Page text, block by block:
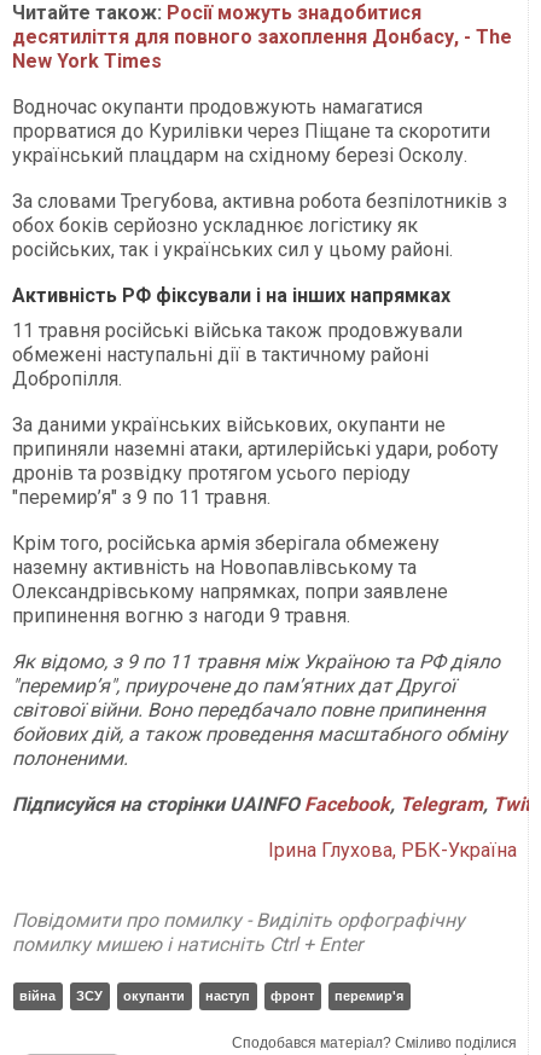
Читайте також: Росії можуть знадобитися
десятиліття для повного захоплення Донбасу, - The
New York Times
Водночас окупанти продовжують намагатися
прорватися до Курилівки через Піщане та скоротити
український плацдарм на східному березі Осколу.
За словами Трегубова, активна робота безпілотників з
обох боків серйозно ускладнює логістику як
російських, так і українських сил у цьому районі.
Активність РФ фіксували і на інших напрямках
11 травня російські війська також продовжували
обмежені наступальні дії в тактичному районі
Добропілля.
За даними українських військових, окупанти не
припиняли наземні атаки, артилерійські удари, роботу
дронів та розвідку протягом усього періоду
"перемир’я" з 9 по 11 травня.
Крім того, російська армія зберігала обмежену
наземну активність на Новопавлівському та
Олександрівському напрямках, попри заявлене
припинення вогню з нагоди 9 травня.
Як відомо, з 9 по 11 травня між Україною та РФ діяло
"перемир’я", приурочене до пам’ятних дат Другої
світової війни. Воно передбачало повне припинення
бойових дій, а також проведення масштабного обміну
полоненими.
ПідписуйсянасторінкиUAINFO Facebook, Telegram,
Ірина Глухова, РБК-Україна
Повідомити про помилку - Виділіть орфографічну
помилку мишею і натисніть Ctrl + Enter
війна ЗСУ окупанти наступ фронт перемир'я
Сподобався матеріал? Сміливо поділися